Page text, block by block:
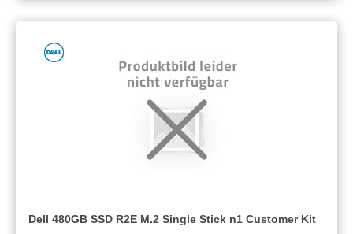
Dell 480GB SSD R2E M.2 Single Stick n1 Customer Kit